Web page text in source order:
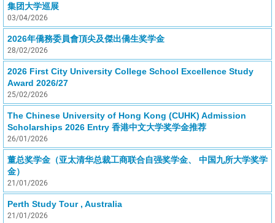
集团大学巡展
03/04/2026
2026年僑務委員會頂尖及傑出僑生奖学金
28/02/2026
2026 First City University College School Excellence Study
Award 2026/27
25/02/2026
The Chinese University of Hong Kong (CUHK) Admission
Scholarships 2026 Entry 香港中文大学奖学金推荐
26/01/2026
董总奖学金（亚太清华总裁工商联合自强奖学金、 中国九所大学奖学
金）
21/01/2026
Perth Study Tour , Australia
21/01/2026